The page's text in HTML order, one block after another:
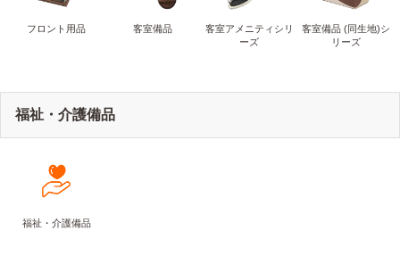
フロント用品 客室備品
客室アメニティシリ
ーズ
客室備品 (同生地)シ
リーズ
福祉・介護備品
福祉・介護備品